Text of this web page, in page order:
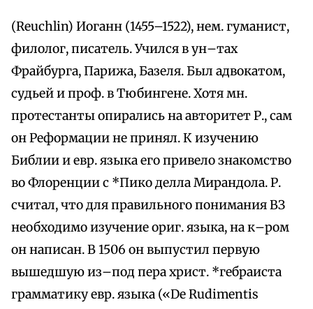
(Reuchlin) Иоганн (1455–1522), нем. гуманист,
филолог, писатель. Учился в ун–тах
Фрайбурга, Парижа, Базеля. Был адвокатом,
судьей и проф. в Тюбингене. Хотя мн.
протестанты опирались на авторитет Р., сам
он Реформации не принял. К изучению
Библии и евр. языка его привело знакомство
во Флоренции с *Пико делла Мирандола. Р.
считал, что для правильного понимания ВЗ
необходимо изучение ориг. языка, на к–ром
он написан. В 1506 он выпустил первую
вышедшую из–под пера христ. *гебраиста
грамматику евр. языка («De Rudimentis